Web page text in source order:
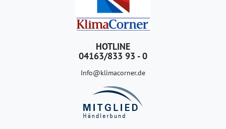
HOTLINE
04163/833 93 - 0
Info@klimacorner.de